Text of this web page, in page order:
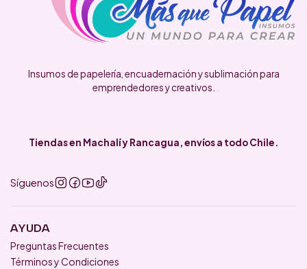
Insumos de papelería, encuadernación y sublimación para
emprendedores y creativos.
Tiendas en Machalí y Rancagua, envíos a todo Chile.
Síguenos
AYUDA
Preguntas Frecuentes
Términos y Condiciones